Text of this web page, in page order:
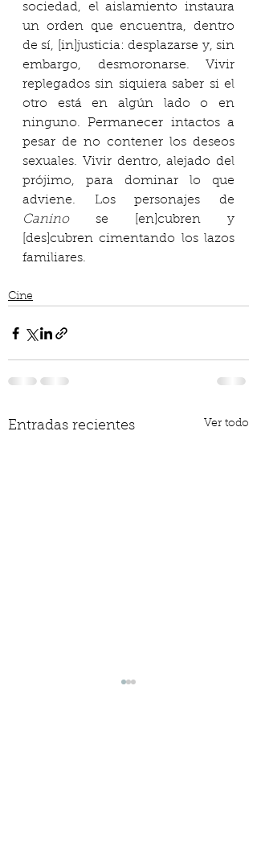
sociedad, el aislamiento instaura
un orden que encuentra, dentro
de sí, [in]justicia: desplazarse y, sin
embargo, desmoronarse. Vivir
replegados sin siquiera saber si el
otro está en algún lado o en
ninguno. Permanecer intactos a
pesar de no contener los deseos
sexuales. Vivir dentro, alejado del
prójimo, para dominar lo que
Canino se [en]cubren y
[des]cubren cimentando los lazos
familiares.
Cine
Entradas recientes Ver todo